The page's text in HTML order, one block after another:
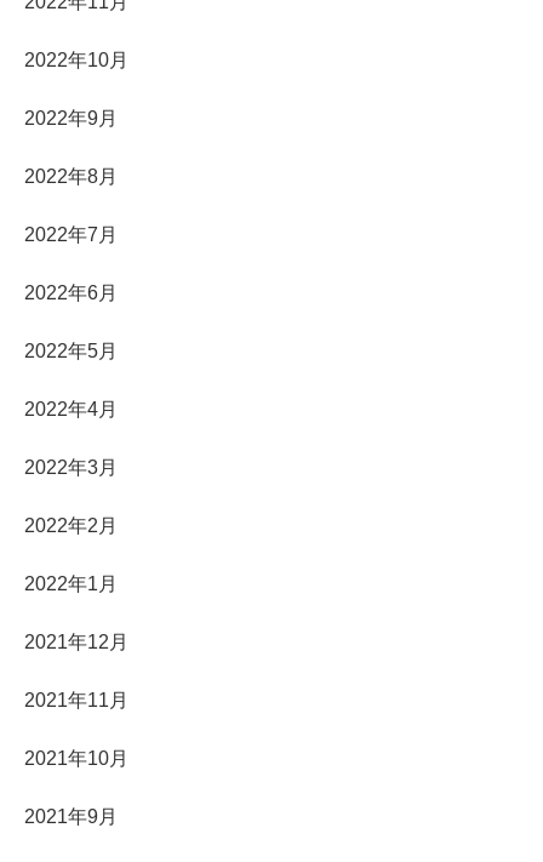
2022年10月
2022年9月
2022年8月
2022年7月
2022年6月
2022年5月
2022年4月
2022年3月
2022年2月
2022年1月
2021年12月
2021年11月
2021年10月
2021年9月